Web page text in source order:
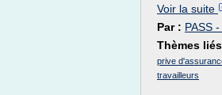
Voir la suite
Par : PASS
Thèmes
prive
travailleurs